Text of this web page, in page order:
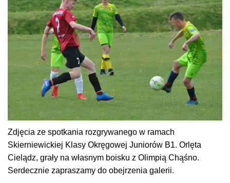
Zdjęcia ze spotkania rozgrywanego w ramach
Skierniewickiej Klasy Okręgowej Juniorów B1. Orlęta
Cielądz, grały na własnym boisku z Olimpią Chąśno.
Serdecznie zapraszamy do obejrzenia galerii.